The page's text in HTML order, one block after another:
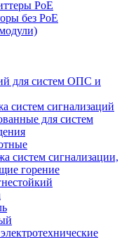
РоЕ
без РоЕ
для систем ОПС и
систем сигнализаций
для систем
систем сигнализации,
горение